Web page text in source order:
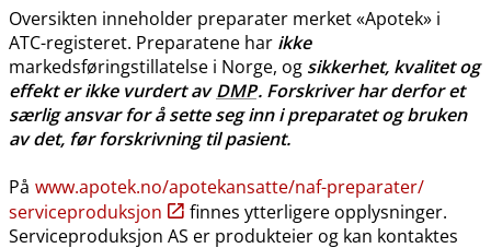
Oversikten inneholder preparater merket «Apotek» i
ATC-registeret. Preparatene har ikke
markedsføringstillatelse i Norge, og sikkerhet, kvalitet og
effekt er ikke vurdert avDMP. Forskriver har derfor et
særlig ansvar for å sette seg inn i preparatet og bruken
av det, før forskrivning til pasient.
På www.apotek.no​/​apotekansatte​/​naf-preparater​/​
serviceproduksjon
finnes ytterligere opplysninger.
Serviceproduksjon AS er produkteier og kan kontaktes